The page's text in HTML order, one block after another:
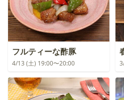
フルティーな酢豚
4/13 (土) 19:00〜20:00